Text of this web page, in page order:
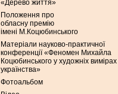
«Дерево життя»
Положення про
обласну премію
імені М.Коцюбинського
Матеріали науково-практичної
конференції «Феномен Михайла
Коцюбинського у художніх вимірах
українства»
Фотоальбом